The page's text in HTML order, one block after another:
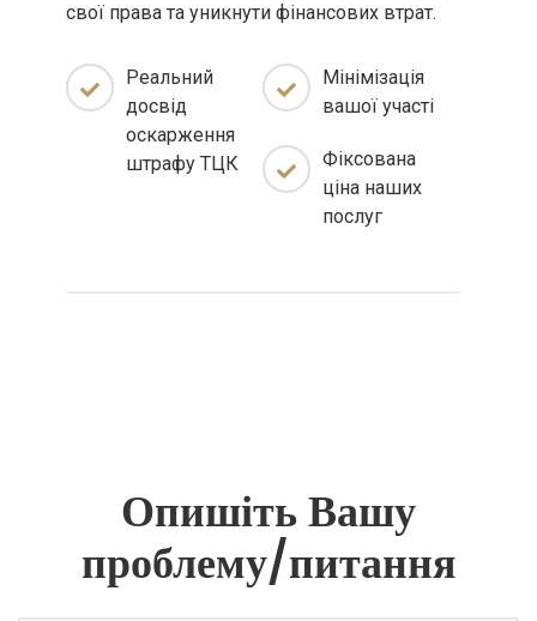
свої права та уникнути фінансових втрат.
Реальний
досвід
оскарження
штрафу ТЦК
Мінімізація
вашої участі
Фіксована
ціна наших
послуг
Опишіть Вашу
проблему/питання